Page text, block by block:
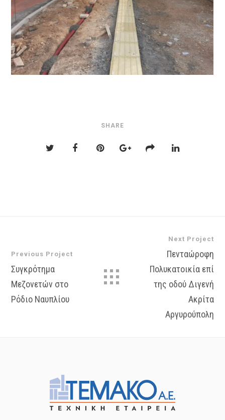
SHARE
Previous Project
Συγκρότημα
Μεζονετών στο
Ρόδιο Ναυπλίου
Next Project
Πενταώροφη
Πολυκατοικία επί
της οδού Διγενή
Ακρίτα
Αργυρούπολη